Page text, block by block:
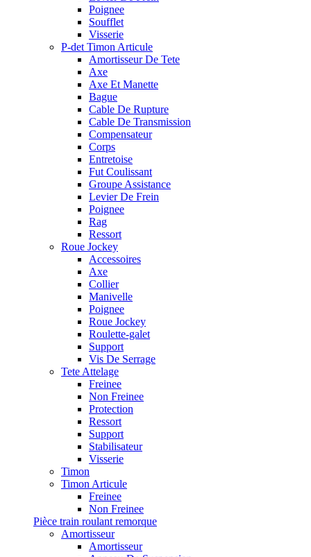
Poignee
Soufflet
Visserie
P-det Timon Articule
Amortisseur De Tete
Axe
Axe Et Manette
Bague
Cable De Rupture
Cable De Transmission
Compensateur
Corps
Entretoise
Fut Coulissant
Groupe Assistance
Levier De Frein
Poignee
Rag
Ressort
Roue Jockey
Accessoires
Axe
Collier
Manivelle
Poignee
Roue Jockey
Roulette-galet
Support
Vis De Serrage
Tete Attelage
Freinee
Non Freinee
Protection
Ressort
Support
Stabilisateur
Visserie
Timon
Timon Articule
Freinee
Non Freinee
Pièce train roulant remorque
Amortisseur
Amortisseur